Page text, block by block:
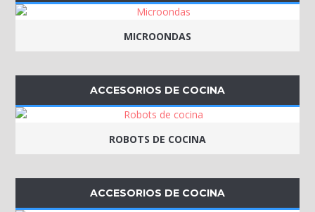
MICROONDAS
ACCESORIOS DE COCINA
ROBOTS DE COCINA
ACCESORIOS DE COCINA